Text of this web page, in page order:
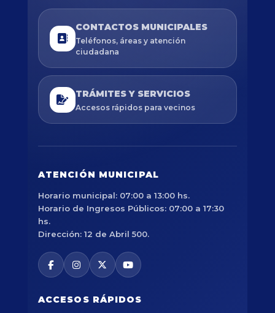
CONTACTOS MUNICIPALES
Teléfonos, áreas y atención
ciudadana
TRÁMITES Y SERVICIOS
Accesos rápidos para vecinos
ATENCIÓN MUNICIPAL
Horario municipal: 07:00 a 13:00 hs.
Horario de Ingresos Públicos: 07:00 a 17:30
hs.
Dirección: 12 de Abril 500.
ACCESOS RÁPIDOS